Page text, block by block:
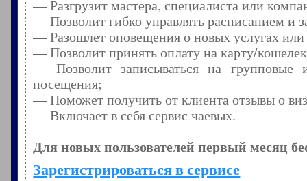
— Разгрузит мастера, специалиста или
— Позволит гибко управлять расписанием и
— Разошлет оповещения о новых услугах
— Позволит принять оплату на карту/
— Позволит записываться на групповые
посещения;
— Поможет получить от клиента отзывы о
— Включает в себя сервис чаевых.
Для новых пользователей первый месяц
Зарегистрироваться в сервисе